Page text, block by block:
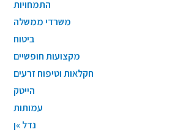
התמחויות
משרדי ממשלה
ביטוח
מקצועות חופשיים
חקלאות וטיפוח זרעים
הייטק
עמותות
נדל »ן